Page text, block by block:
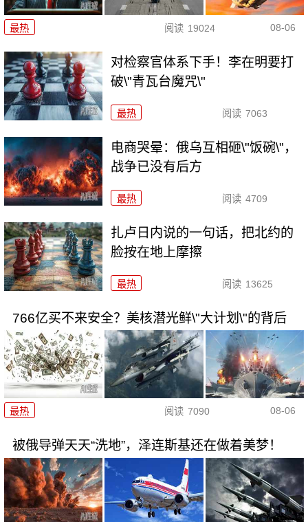
最热 阅读 19024 08-06
对检察官体系下手！李在明要打
破\"青瓦台魔咒\"
最热 阅读 7063
电商哭晕：俄乌互相砸\"饭碗\"，
战争已没有后方
最热 阅读 4709
扎卢日内说的一句话，把北约的
脸按在地上摩擦
最热 阅读 13625
766亿买不来安全？美核潜光鲜\"大计划\"的背后
最热 阅读 7090 08-06
被俄导弹天天“洗地”，泽连斯基还在做着美梦！